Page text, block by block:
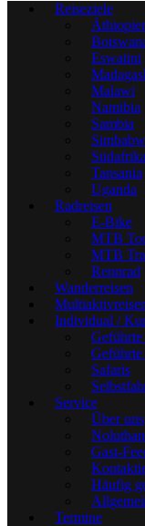
Reiseziele
Eswatini
Malawi
Namibia
Sambia
Südafrika
Tansania
Uganda
Radreisen
E-Bike
MTB
MTB
Rennrad
Wanderreisen
Individual /
Geführte
Safaris
Service
Über uns
Gast-
Häufig
Termine